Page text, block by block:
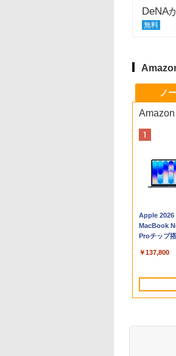
DeNA
無料
ノ
Apple 2026
MacBook
Proチップ
AIとApple
設計、
ユニファイ
￥137,800